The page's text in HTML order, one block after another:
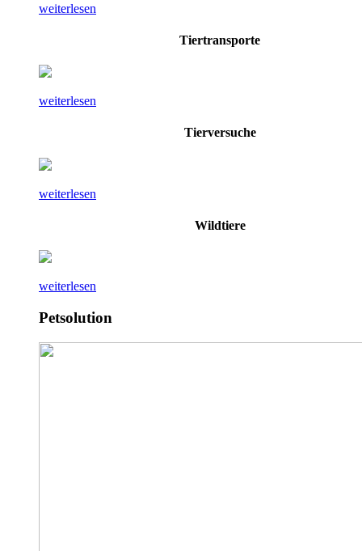
weiterlesen
Tiertransporte
weiterlesen
Tierversuche
weiterlesen
Wildtiere
weiterlesen
Petsolution